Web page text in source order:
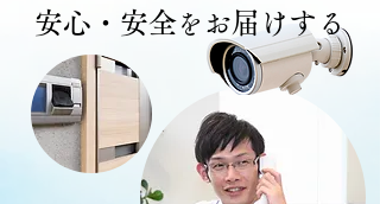
安心・安全を お届けする